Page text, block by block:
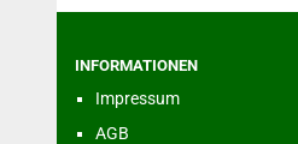
INFORMATIONEN
Impressum
AGB